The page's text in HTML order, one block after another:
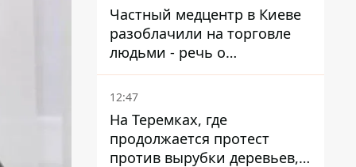
Частный медцентр в Киеве
разоблачили на торговле
людьми - речь о
суррогатном материнстве
12:47
На Теремках, где
продолжается протест
против вырубки деревьев,